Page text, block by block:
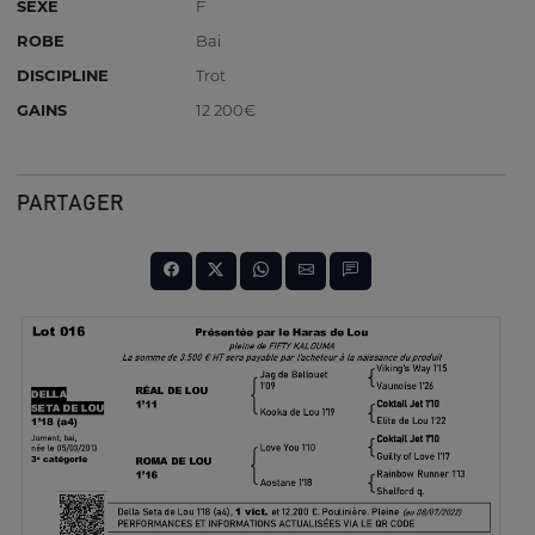
SEXE
F
ROBE
Bai
DISCIPLINE
Trot
GAINS
12 200€
PARTAGER